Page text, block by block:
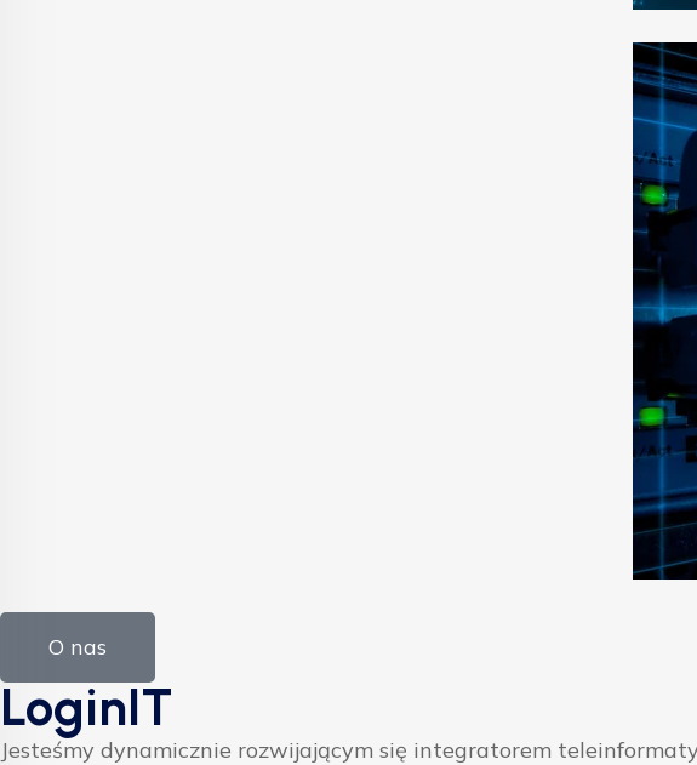
O nas
LoginIT
Jesteśmy dynamicznie rozwijającym się integratorem